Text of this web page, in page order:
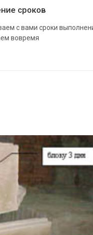
сроков
с вами сроки
вовремя